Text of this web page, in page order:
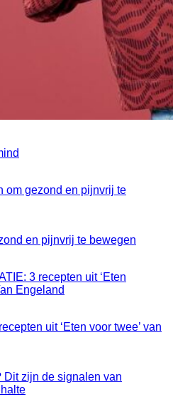
en pijnvrij te bewegen
uit ‘Eten voor twee’ van